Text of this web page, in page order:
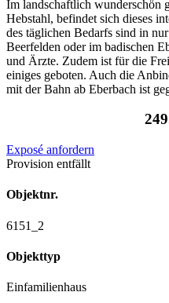
Im landschaftlich wunderschön
Hebstahl, befindet sich dieses
des täglichen Bedarfs sind in
Beerfelden oder im badischen
und Ärzte. Zudem ist für die
einiges geboten. Auch die
mit der Bahn ab Eberbach ist
Exposé anfordern
Provision entfällt
Objektnr.
6151_2
Objekttyp
Einfamilienhaus